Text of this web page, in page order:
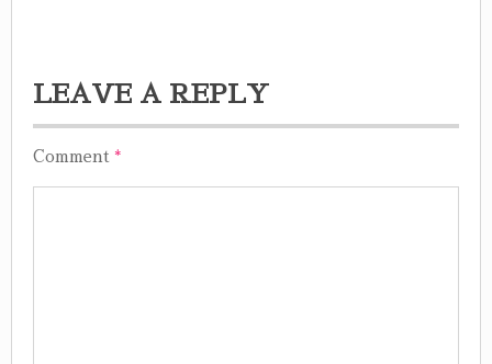
LEAVE A REPLY
Comment *